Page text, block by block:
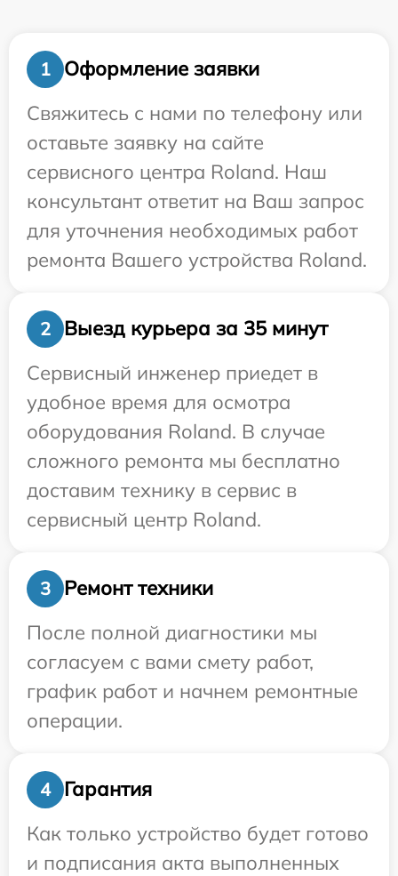
1
Оформление заявки
Свяжитесь с нами по телефону или
оставьте заявку на сайте
сервисного центра Roland. Наш
консультант ответит на Ваш запрос
для уточнения необходимых работ
ремонта Вашего устройства Roland.
2
Выезд курьера за 35 минут
Сервисный инженер приедет в
удобное время для осмотра
оборудования Roland. В случае
сложного ремонта мы бесплатно
доставим технику в сервис в
сервисный центр Roland.
3
Ремонт техники
После полной диагностики мы
согласуем с вами смету работ,
график работ и начнем ремонтные
операции.
4
Гарантия
Как только устройство будет готово
и подписания акта выполненных